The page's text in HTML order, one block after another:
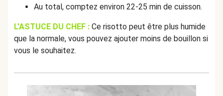
Au total, comptez environ 22-25 min de cuisson.
L'ASTUCE DU CHEF : Ce risotto peut être plus humide
que la normale, vous pouvez ajouter moins de bouillon si
vous le souhaitez.